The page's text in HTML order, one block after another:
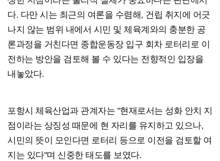
다. 다만 시는 최근의 여론을 수렴해, 건립 취지에 어긋
나지 않는 범위 내에서 시민 및 체육계와의 충분한 공
론과정을 거친다면 종합운동장 입구 회차 로터리로 이
전하는 방안을 검토해 볼 수 있다는 전향적인 입장을
내놓았다.
포항시 체육산업과 관계자는 "현재로서는 성화 안치 지
점이라는 상징성 때문에 현 자리를 유지하고 있으나,
시민의 뜻이 모인다면 로터리 등으로 이전을 검토할 여
지는 있다"며 신중한 태도를 보였다.